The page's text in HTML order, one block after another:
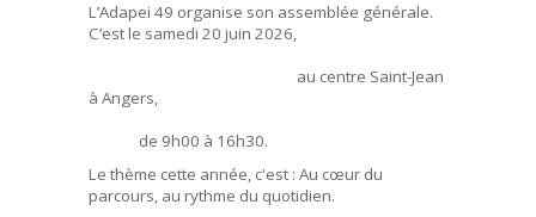
L’Adapei 49 organise son assemblée générale.
C’est le samedi 20 juin 2026,
au centre Saint-Jean
à Angers,
de 9h00 à 16h30.
Le thème cette année, c'est : Au cœur du
parcours, au rythme du quotidien.